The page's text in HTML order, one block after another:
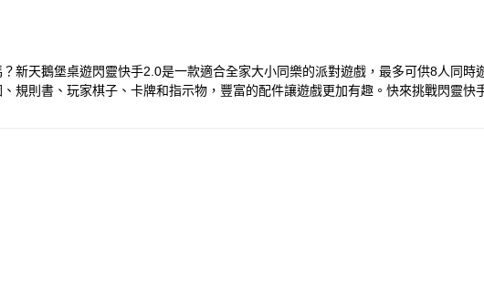
新天鵝堡桌遊閃靈快手2.0是一款適合全家大小同樂的派對遊戲，最多可供8人同
規則書、玩家棋子、卡牌和指示物，豐富的配件讓遊戲更加有趣。快來挑戰閃靈快